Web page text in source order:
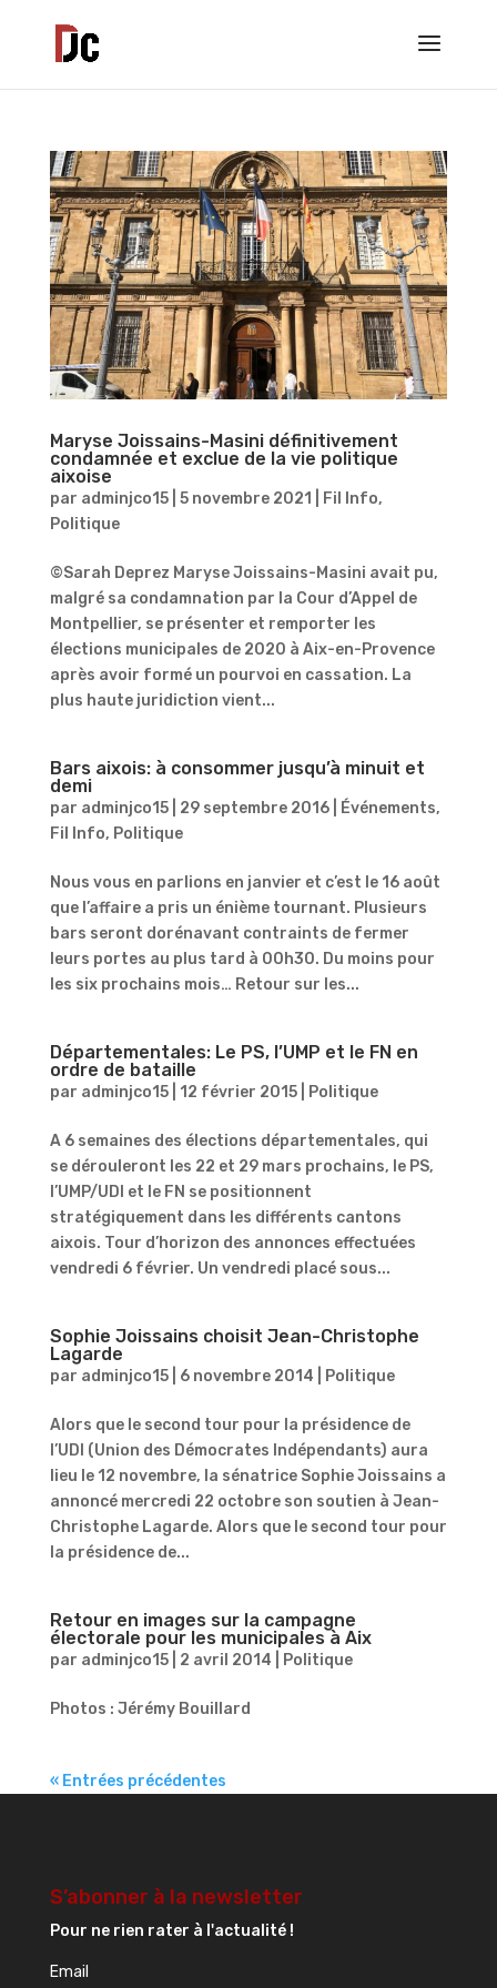
Maryse Joissains-Masini définitivement
condamnée et exclue de la vie politique
aixoise
par adminjco15| 5 novembre 2021 Fil Info,
Politique
©Sarah Deprez Maryse Joissains-Masini avait pu,
malgré sa condamnation par la Cour d’Appel de
Montpellier, se présenter et remporter les
élections municipales de 2020 à Aix-en-Provence
après avoir formé un pourvoi en cassation. La
plus haute juridiction vient...
Bars aixois: à consommer jusqu’à minuit et
demi
par adminjco15| 29 septembre 2016| Événements,
Fil Info, Politique
Nous vous en parlions en janvier et c’est le 16 août
que l’affaire a pris un énième tournant. Plusieurs
bars seront dorénavant contraints de fermer
leurs portes au plus tard à 00h30. Du moins pour
les six prochains mois… Retour sur les...
Départementales: Le PS, l’UMP et le FN en
ordre de bataille
par adminjco15| 12 février 2015| Politique
A 6 semaines des élections départementales, qui
se dérouleront les 22 et 29 mars prochains, le PS,
l’UMP/UDI et le FN se positionnent
stratégiquement dans les différents cantons
aixois. Tour d’horizon des annonces effectuées
vendredi 6 février. Un vendredi placé sous...
Sophie Joissains choisit Jean-Christophe
Lagarde
par adminjco15| 6 novembre 2014 Politique
Alors que le second tour pour la présidence de
l’UDI (Union des Démocrates Indépendants) aura
lieu le 12 novembre, la sénatrice Sophie Joissains a
annoncé mercredi 22 octobre son soutien à Jean-
Christophe Lagarde. Alors que le second tour pour
la présidence de...
Retour en images sur la campagne
électorale pour les municipales à Aix
par adminjco15| 2 avril 2014 Politique
Photos : Jérémy Bouillard
« Entrées précédentes
S’abonner à la newsletter
Pour ne rien rater à l'actualité !
Email